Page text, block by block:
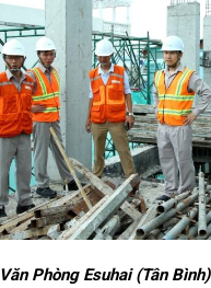
Phòng Esuhai (Tân Bình)